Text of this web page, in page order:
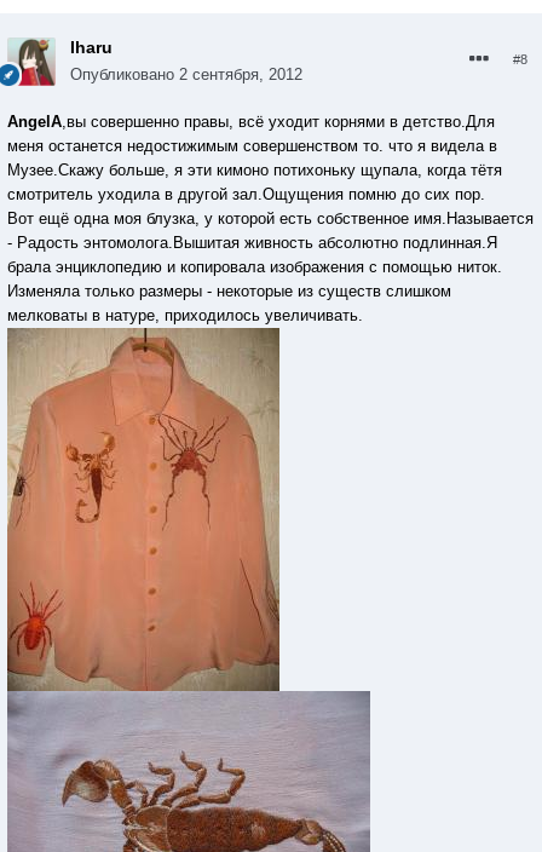
Iharu
Опубликовано 2 сентября, 2012
#8
AngelA,вы совершенно правы, всё уходит корнями в детство.Для
меня останется недостижимым совершенством то. что я видела в
Музее.Скажу больше, я эти кимоно потихоньку щупала, когда тётя
смотритель уходила в другой зал.Ощущения помню до сих пор.
Вот ещё одна моя блузка, у которой есть собственное имя.Называется
- Радость энтомолога.Вышитая живность абсолютно подлинная.Я
брала энциклопедию и копировала изображения с помощью ниток.
Изменяла только размеры - некоторые из существ слишком
мелковаты в натуре, приходилось увеличивать.